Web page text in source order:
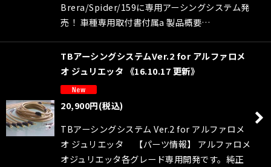
Brera/Spider/159に専用アーシングシステム発
売！ 車種専用取付書付属a 製品概要…
TBアーシングシステムVer.2 for アルファロメ
オ ジュリエッタ 《16.10.17 更新》
20,900円(税込)
TBアーシングシステム Ver.2 for アルファロメ
オ ジュリエッタ 【パーツ情報】 アルファロメ
オジュリエッタ各グレード専用開発です。純正